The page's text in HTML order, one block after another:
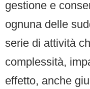
gestione e
ognuna delle
serie di attività
complessità,
effetto, anche